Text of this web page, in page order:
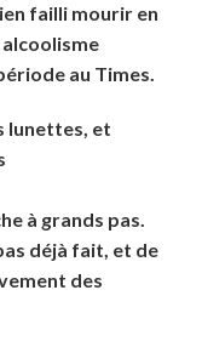
failli mourir en
alcoolisme
au Times.
lunettes, et
à grands pas.
déjà fait, et de
des